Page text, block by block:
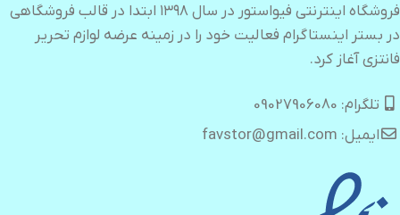
فروشگاه اینترنتی فیواستور در سال ۱۳۹۸ ابتدا در قالب فروشگاهی
در بستر اینستاگرام فعالیت خود را در زمینه عرضه لوازم تحریر
فانتزی آغاز کرد.
تلگرام: 09027906080
ایمیل: favstor@gmail.com